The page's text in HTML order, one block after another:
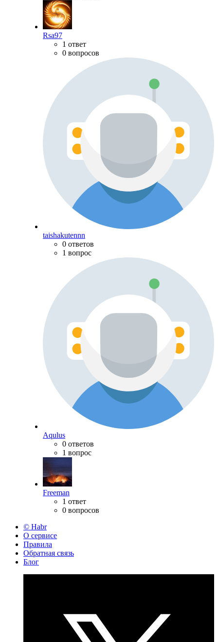
Rsa97
1 ответ
0 вопросов
taishakutennn
0 ответов
1 вопрос
Aqulus
0 ответов
1 вопрос
Freeman
1 ответ
0 вопросов
© Habr
О сервисе
Правила
Обратная связь
Блог